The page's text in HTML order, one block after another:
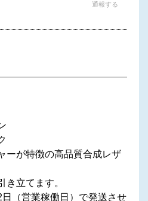
通報する
ーが特徴の高品質合成レザ
き立てます。
（営業稼働日）で発送させ